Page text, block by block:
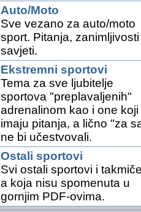
Auto/Moto
Sve vezano za auto/moto
sport. Pitanja, zanimljivosti
savjeti.
Ekstremni sportovi
Tema za sve ljubitelje
sportova "preplavaljenih"
adrenalinom kao i one koji
imaju pitanja, a lično "za
ne bi učestvovali.
Ostali sportovi
Svi ostali sportovi i
a koja nisu spomenuta u
gornjim PDF-ovima.